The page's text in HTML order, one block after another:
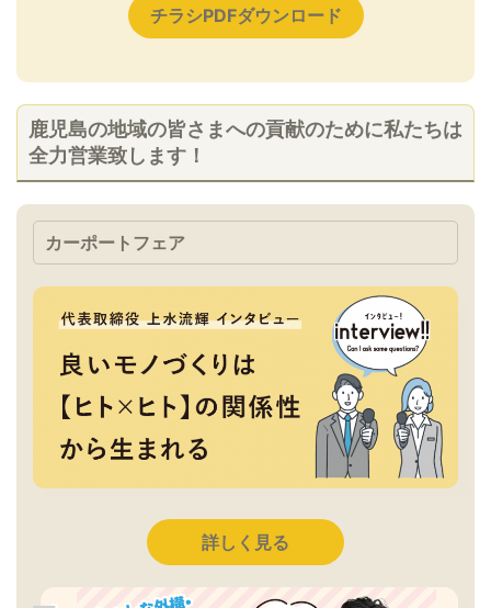
チラシPDFダウンロード
鹿児島の地域の皆さまへの貢献のために私たちは
全力営業致します！
カーポートフェア
詳しく見る